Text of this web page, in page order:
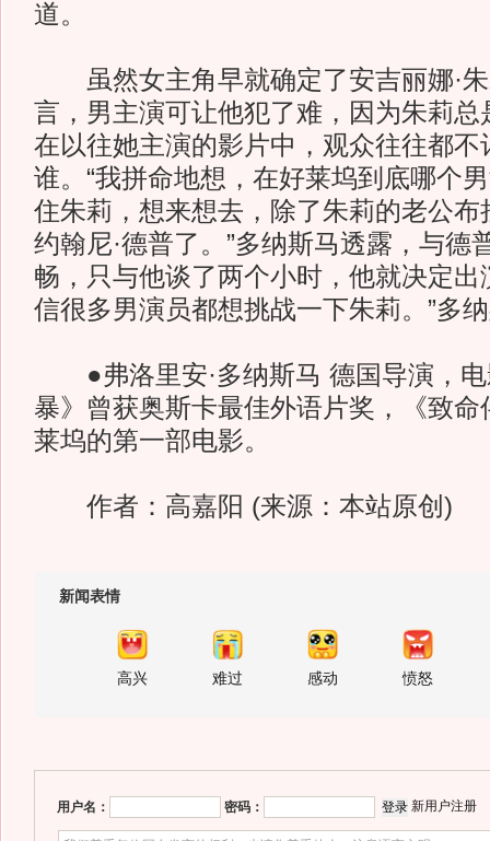
道。
虽然女主角早就确定了安吉丽娜·朱
言，男主演可让他犯了难，因为朱莉总
在以往她主演的影片中，观众往往都不
谁。“我拼命地想，在好莱坞到底哪个
住朱莉，想来想去，除了朱莉的老公布
约翰尼·德普了。”多纳斯马透露，与德
畅，只与他谈了两个小时，他就决定出
信很多男演员都想挑战一下朱莉。”多
●弗洛里安·多纳斯马 德国导演，电
暴》曾获奥斯卡最佳外语片奖，《致命
莱坞的第一部电影。
作者：高嘉阳 (来源：本站原创)
新闻表情
高兴 难过 感动 愤怒
用户名： 密码： 新用户注册